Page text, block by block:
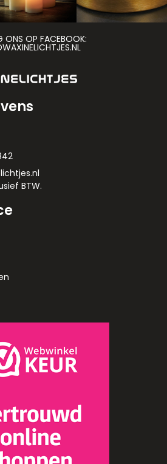
ONS OP FACEBOOK:
BTW.